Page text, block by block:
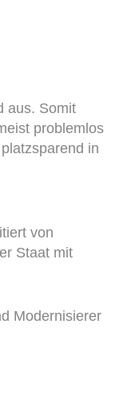
aus. Somit
problemlos
in
von
Staat mit
Modernisierer